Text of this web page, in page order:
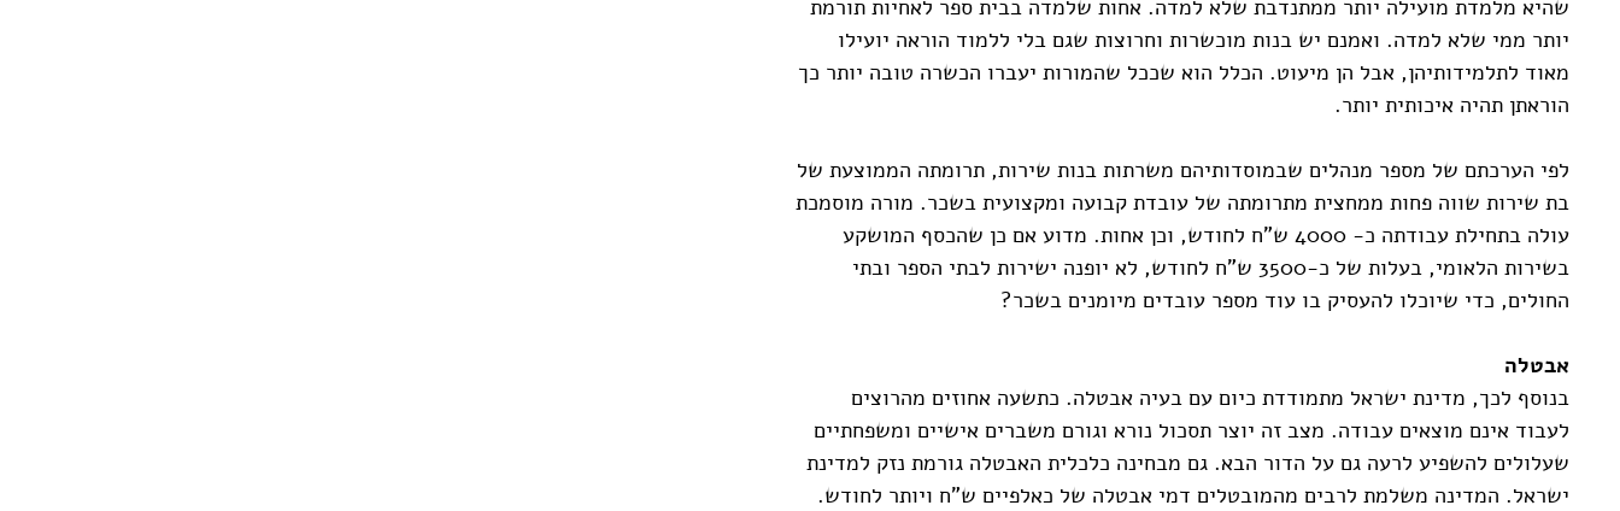
שהיא מלמדת מועילה יותר ממתנדבת שלא למדה. אחות שלמדה בבית ספר לאחיות תורמת
יותר ממי שלא למדה. ואמנם יש בנות מוכשרות וחרוצות שגם בלי ללמוד הוראה יועילו
מאוד לתלמידותיהן, אבל הן מיעוט. הכלל הוא שככל שהמורות יעברו הכשרה טובה יותר כך
הוראתן תהיה איכותית יותר.
לפי הערכתם של מספר מנהלים שבמוסדותיהם משרתות בנות שירות, תרומתה הממוצעת של
בת שירות שווה פחות ממחצית מתרומתה של עובדת קבועה ומקצועית בשכר. מורה מוסמכת
עולה בתחילת עבודתה כ- 4000 ש"ח לחודש, וכן אחות. מדוע אם כן שהכסף המושקע
בשירות הלאומי, בעלות של כ-3500 ש"ח לחודש, לא יופנה ישירות לבתי הספר ובתי
החולים, כדי שיוכלו להעסיק בו עוד מספר עובדים מיומנים בשכר?
אבטלה
בנוסף לכך, מדינת ישראל מתמודדת כיום עם בעיה אבטלה. כתשעה אחוזים מהרוצים
לעבוד אינם מוצאים עבודה. מצב זה יוצר תסכול נורא וגורם משברים אישיים ומשפחתיים
שעלולים להשפיע לרעה גם על הדור הבא. גם מבחינה כלכלית האבטלה גורמת נזק למדינת
ישראל. המדינה משלמת לרבים מהמובטלים דמי אבטלה של כאלפיים ש"ח ויותר לחודש.